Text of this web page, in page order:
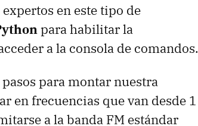
en este tipo de
para habilitar la
a la consola de comandos.
para montar nuestra
en frecuencias que van desde 1
a la banda FM estándar